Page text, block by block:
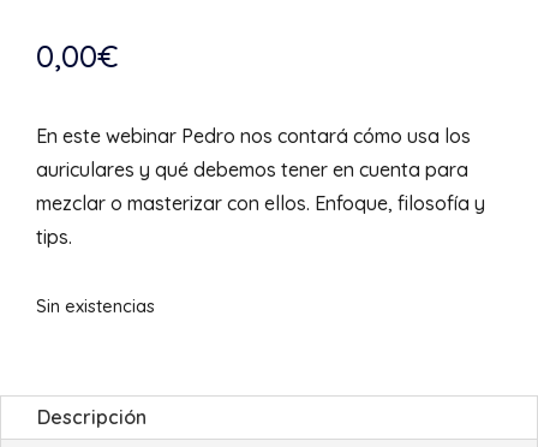
0,00€
En este webinar Pedro nos contará cómo usa los
auriculares y qué debemos tener en cuenta para
mezclar o masterizar con ellos. Enfoque, filosofía y
tips.
Sin existencias
Descripción